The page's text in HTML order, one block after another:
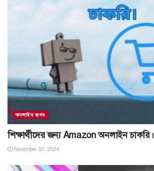
অনলাইন জগৎ
শিক্ষার্থীদের জন্য Amazon অনলাইন চাকরি।
November 30, 2024